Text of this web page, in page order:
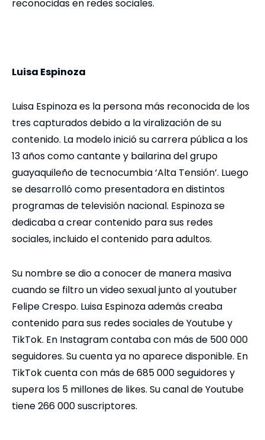
reconocidas en redes sociales.
Luisa Espinoza
Luisa Espinoza es la persona más reconocida de los
tres capturados debido a la viralización de su
contenido. La modelo inició su carrera pública a los
13 años como cantante y bailarina del grupo
guayaquileño de tecnocumbia ‘Alta Tensión’. Luego
se desarrolló como presentadora en distintos
programas de televisión nacional. Espinoza se
dedicaba a crear contenido para sus redes
sociales, incluido el contenido para adultos.
Su nombre se dio a conocer de manera masiva
cuando se filtro un video sexual junto al youtuber
Felipe Crespo. Luisa Espinoza además creaba
contenido para sus redes sociales de Youtube y
TikTok. En Instagram contaba con más de 500 000
seguidores. Su cuenta ya no aparece disponible. En
TikTok cuenta con más de 685 000 seguidores y
supera los 5 millones de likes. Su canal de Youtube
tiene 266 000 suscriptores.